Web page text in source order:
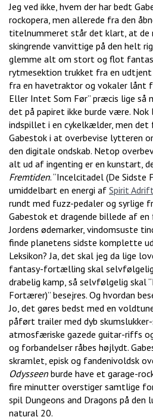
Jeg ved ikke, hvem der har bedt
rockopera, men allerede fra den
titelnummeret står det klart, at
skingrende vanvittige på den helt
glemme alt om stort og flot
rytmesektion trukket fra en
fra en havetraktor og vokaler lånt
Eller Intet Som Før” præcis lige så
det på papiret ikke burde være.
indspillet i en cykelkælder, men det
Gabestok i at overbevise lytteren
den digitale ondskab. Netop
alt ud af ingenting er en kunstart,
Fremtiden. “Incelcitadel (De Sidste
umiddelbart en energi af Spirit
rundt med fuzz-pedaler og syrlige
Gabestok et dragende billede af
Jordens ødemarker, vindomsuste
finde planetens sidste komplette
Leksikon? Ja, det skal jeg da lige
fantasy-fortælling skal
drabelig kamp, så selvfølgelig skal
Fortærer)” besejres. Og hvordan
Jo, det gøres bedst med en
påført trailer med dyb
atmosfæriske gazede guitar-riffs
og forbandelser råbes højlydt.
skramlet, episk og fandenivoldsk
Odysseen burde have et garage-
fire minutter overstiger samtlige
spil Dungeons and Dragons på den
natural 20.